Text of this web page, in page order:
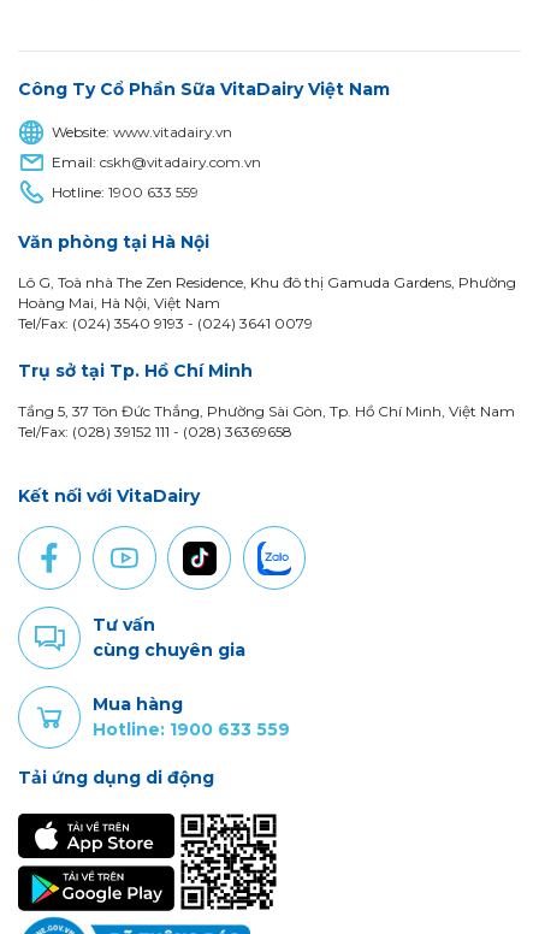
Công Ty Cổ Phần Sữa VitaDairy Việt Nam
Website:www.vitadairy.vn
Email:cskh@vitadairy.com.vn
Hotline:1900 633 559
Văn phòng tại Hà Nội
Lô G, Toà nhà The Zen Residence, Khu đô thị Gamuda Gardens, Phường
Hoàng Mai, Hà Nội, Việt Nam
Tel/Fax: (024) 3540 9193 - (024) 3641 0079
Trụ sở tại Tp. Hồ Chí Minh
Tầng 5, 37 Tôn Đức Thắng, Phường Sài Gòn, Tp. Hồ Chí Minh, Việt Nam
Tel/Fax: (028) 39152 111 - (028) 36369658
Kết nối với VitaDairy
Tư vấn
cùng chuyên gia
Mua hàng
Hotline: 1900 633 559
Tải ứng dụng di động